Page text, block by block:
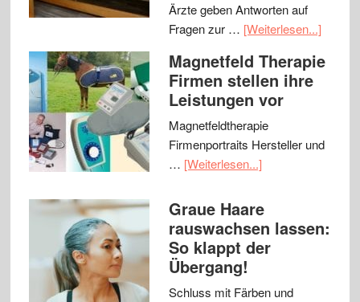
Ärzte geben Antworten auf
Fragen zur … [Weiterlesen...]
Magnetfeld Therapie
Firmen stellen ihre
Leistungen vor
Magnetfeldtherapie
Firmenportraits Hersteller und
… [Weiterlesen...]
Graue Haare
rauswachsen lassen:
So klappt der
Übergang!
Schluss mit Färben und